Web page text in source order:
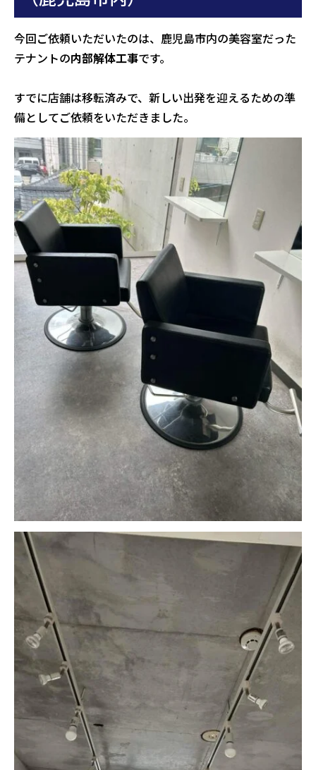
今回ご依頼いただいたのは、鹿児島市内の美容室だった
テナントの内部解体工事です。
すでに店舗は移転済みで、新しい出発を迎えるための準
備としてご依頼をいただきました。